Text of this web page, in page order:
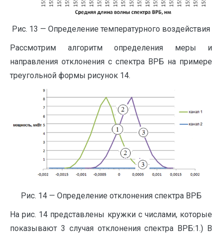
Рис. 13 — Определение температурного воздействия
Рассмотрим алгоритм определения меры и
направления отклонения с спектра ВРБ на примере
треугольной формы рисунок 14.
Рис. 14 — Определение отклонения спектра ВРБ
На рис. 14 представлены кружки с числами, которые
показывают 3 случая отклонения спектра ВРБ:1.) В